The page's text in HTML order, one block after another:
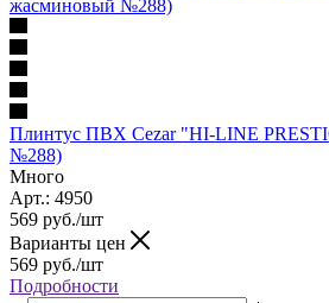
Плинтус ПВХ Cezar "HI-LINE
№288)
Много
Арт.: 4950
569 руб./шт
Варианты цен
569 руб./шт
Подробности